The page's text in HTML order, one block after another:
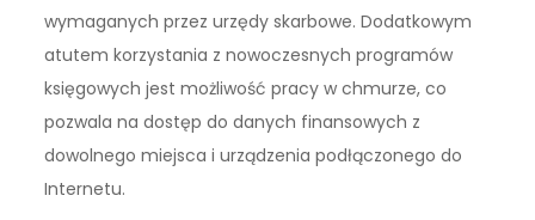
wymaganych przez urzędy skarbowe. Dodatkowym
atutem korzystania z nowoczesnych programów
księgowych jest możliwość pracy w chmurze, co
pozwala na dostęp do danych finansowych z
dowolnego miejsca i urządzenia podłączonego do
Internetu.